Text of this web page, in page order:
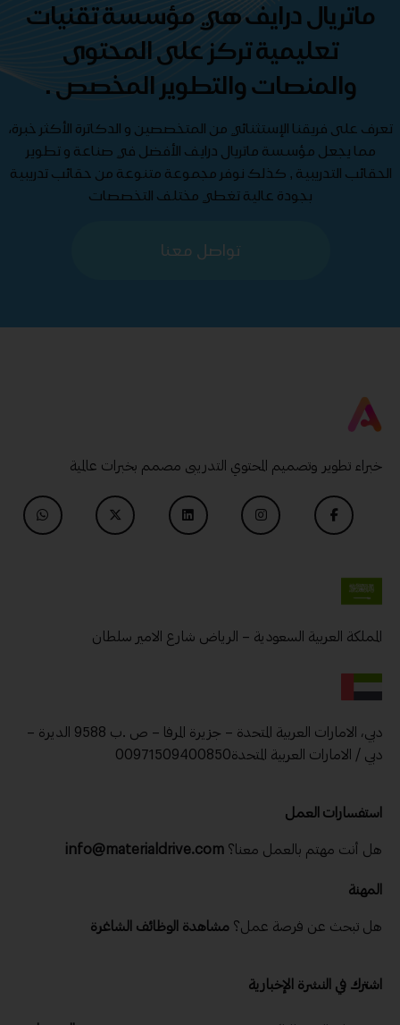
ماتريال درايف هي مؤسسة تقنيات
تعليمية تركز على المحتوى
والمنصات والتطوير المخصص .
تعرف على فريقنا الإستثنائي من المتخصصين و الدكاترة الأكثر خبرة،
مما يجعل مؤسسة ماتريال درايف الأفضل في صناعة و تطوير
الحقائب التدريبية , كذلك نوفر مجموعة متنوعة من حقائب تدريبية
بجودة عالية تغطي مختلف التخصصات
تواصل معنا
خبراء تطوير وتصميم المحتوي التدريبى مصمم بخبرات عالمية
المملكة العربية السعودية – الرياض شارع الامير سلطان
دبي، الامارات العربية المتحدة – جزيرة المرفا – ص .ب 9588 الديرة –
دبي / الامارات العربية المتحدة00971509400850
استفسارات العمل
هل أنت مهتم بالعمل معنا؟ info@materialdrive.com
المهنة
هل تبحث عن فرصة عمل؟ مشاهدة الوظائف الشاغرة
اشترك في النشرة الإخبارية